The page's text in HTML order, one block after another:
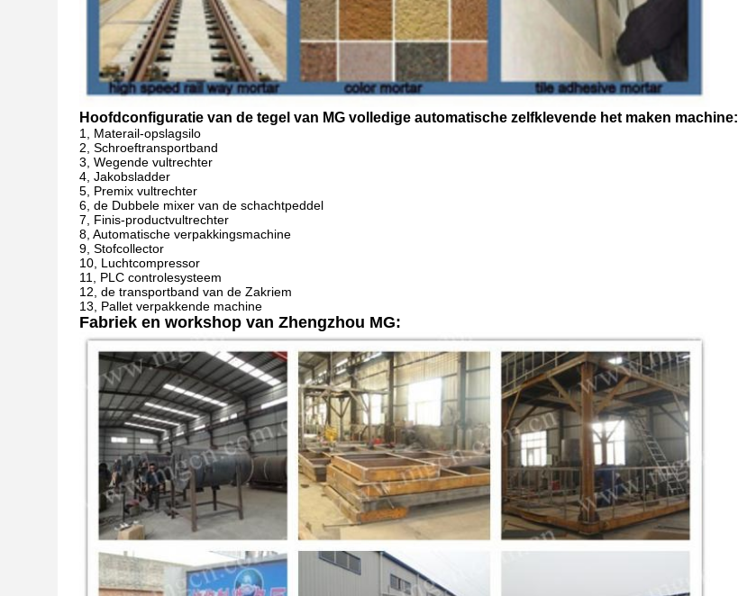
Hoofdconfiguratie van de tegel van MG volledige automatische zelfklevende het maken machine:
1, Materail-opslagsilo
2, Schroeftransportband
3, Wegende vultrechter
4, Jakobsladder
5, Premix vultrechter
6, de Dubbele mixer van de schachtpeddel
7, Finis-productvultrechter
8, Automatische verpakkingsmachine
9, Stofcollector
10, Luchtcompressor
11, PLC controlesysteem
12, de transportband van de Zakriem
13, Pallet verpakkende machine
Fabriek en workshop van Zhengzhou MG: